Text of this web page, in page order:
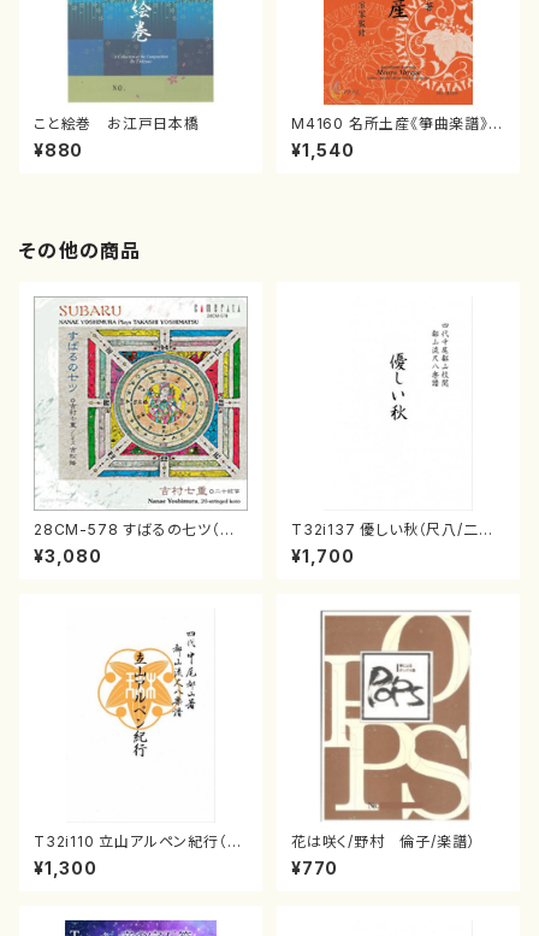
こと絵巻 お江戸日本橋
¥880
M4160 名所土産《箏曲楽譜》
（箏/宮城喜代子・宮城数江著・
宮城宗家監修/箏曲古典楽譜）
¥1,540
その他の商品
28CM-578 すばるの七ツ（二
十絃箏/クラリネット/ヴァイオリ
ン/チェロ/吉松 隆：/CD）
¥3,080
T32i137 優しい秋（尺八/二代
山本邦山/尺八/都山式譜）都山
流公刊楽譜曲番:586
¥1,700
T32i110 立山アルペン紀行（尺
八/初代 石垣征山/尺八/都山式
譜）都山流公刊楽譜曲番:559
¥1,300
花は咲く/野村 倫子/楽譜）
¥770